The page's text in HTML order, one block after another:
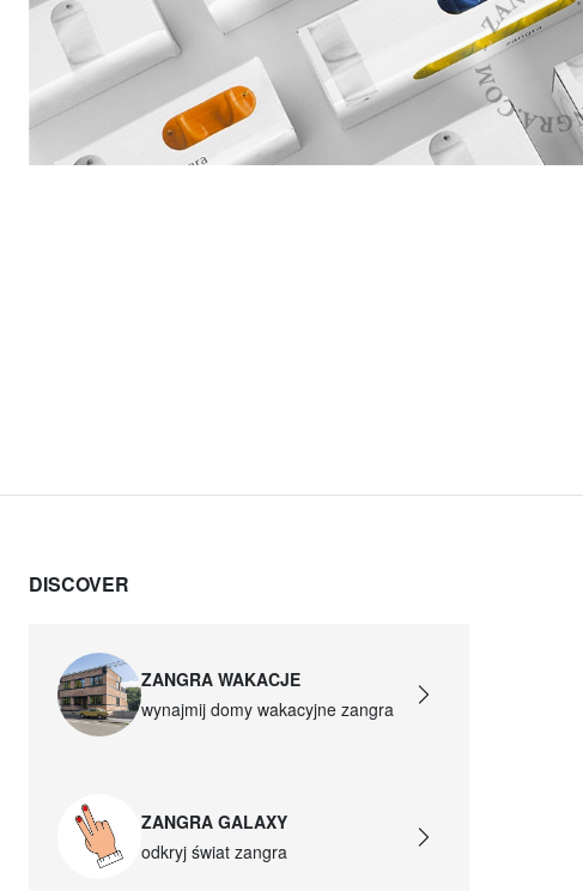
DISCOVER
ZANGRA WAKACJE
wynajmij domy wakacyjne zangra
ZANGRA GALAXY
odkryj świat zangra